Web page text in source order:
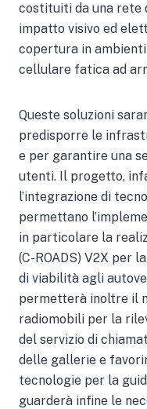
costituiti da una rete
impatto visivo ed
copertura in
cellulare fatica ad
Queste soluzioni
predisporre le
e per garantire una
utenti. Il progetto,
l’integrazione di
permettano
in particolare la
(C-ROADS) V2X per
di viabilità agli
permetterà inoltre il
radiomobili per la
del servizio di
delle gallerie e
tecnologie per la
guarderà infine le